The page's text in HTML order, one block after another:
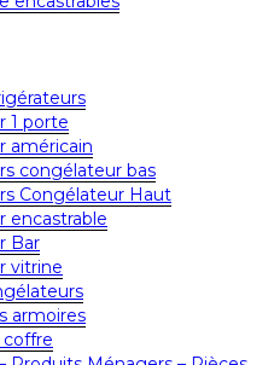
1 porte
américain
congélateur bas
Congélateur Haut
encastrable
Bar
vitrine
armoires